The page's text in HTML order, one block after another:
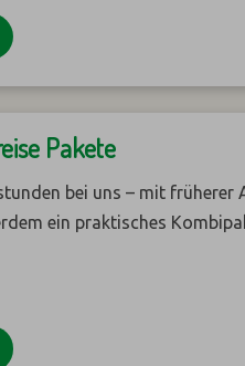
Pakete
bei uns – mit früherer
ein praktisches